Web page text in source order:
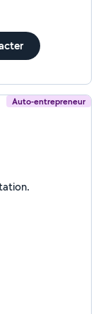
Auto-entrepreneur
ma présentation.